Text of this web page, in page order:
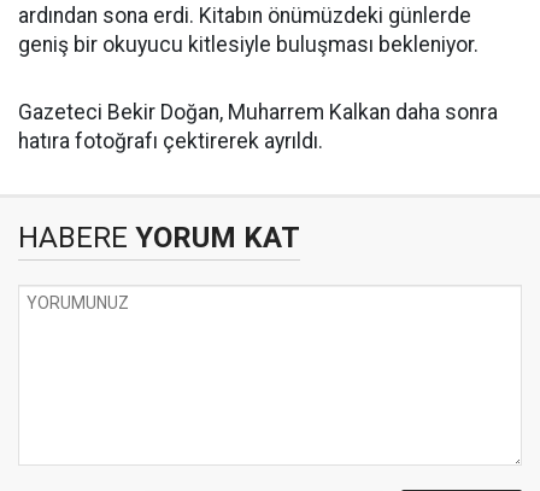
ardından sona erdi. Kitabın önümüzdeki günlerde
geniş bir okuyucu kitlesiyle buluşması bekleniyor.
Gazeteci Bekir Doğan, Muharrem Kalkan daha sonra
hatıra fotoğrafı çektirerek ayrıldı.
HABERE YORUM KAT